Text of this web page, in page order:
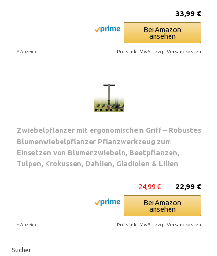
33,99 €
Bei Amazon
ansehen
* Anzeige Preis inkl. MwSt., zzgl. Versandkosten
Zwiebelpflanzer mit ergonomischem Griff – Robustes
Blumenwiebelpflanzer Pflanzwerkzeug zum
Einsetzen von Blumenzwiebeln, Beetpflanzen,
Tulpen, Krokussen, Dahlien, Gladiolen & Lilien
22,99 €
24,99 €
Bei Amazon
ansehen
* Anzeige Preis inkl. MwSt., zzgl. Versandkosten
Suchen